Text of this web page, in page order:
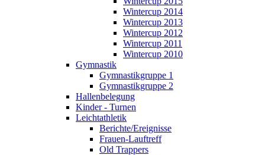
Wintercup 2014
Wintercup 2013
Wintercup 2012
Wintercup 2011
Wintercup 2010
Gymnastik
Gymnastikgruppe 1
Gymnastikgruppe 2
Hallenbelegung
Kinder - Turnen
Leichtathletik
Berichte/Ereignisse
Frauen-Lauftreff
Old Trappers